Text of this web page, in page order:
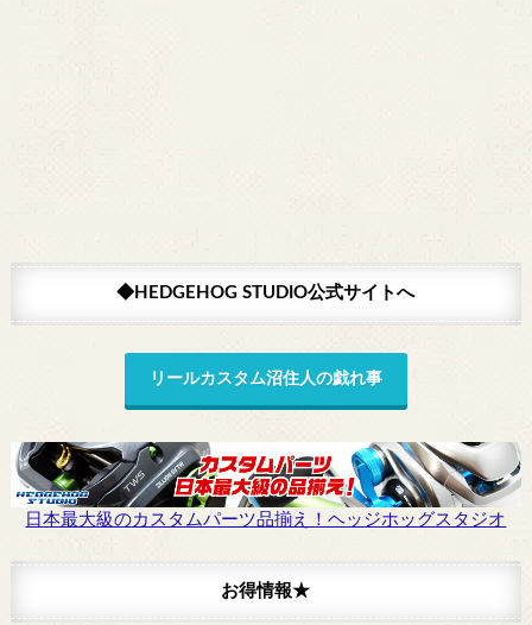
◆HEDGEHOG STUDIO公式サイトへ
リールカスタム沼住人の戯れ事
日本最大級のカスタムパーツ品揃え！ヘッジホッグスタジオ
お得情報★